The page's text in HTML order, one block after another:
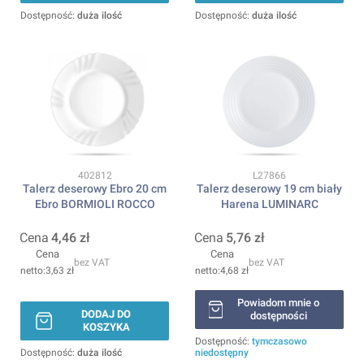
Dostępność: duża ilość Dostępność: duża ilość
Kod produktu
402812
Talerz deserowy Ebro 20 cm
Ebro BORMIOLI ROCCO
Cena 4,46 zł
Cena
3,63 zł
bez VAT
DODAJ DO
KOSZYKA
Dostępność: duża ilość
Kod produktu
L27866
Talerz deserowy 19 cm biały
Harena LUMINARC
Cena 5,76 zł
Cena
4,68 zł
bez VAT
Powiadom mnie o
dostępności
Dostępność: tymczasowo
niedostępny